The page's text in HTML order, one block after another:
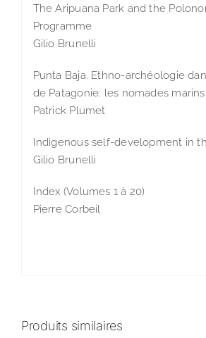
The Aripuana Park and the
Programme
Gilio Brunelli
Punta Baja. Ethno-archéologie
de Patagonie: les nomades
Patrick Plumet
Indigenous self-development in
Gilio Brunelli
Index (Volumes 1 à 20)
Pierre Corbeil
Produits similaires